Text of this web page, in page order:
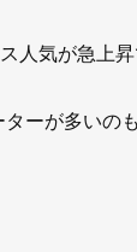
人気が急上
ーが多いの